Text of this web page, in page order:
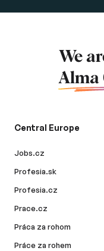
We
Alma
Central Europe
Jobs.cz
Profesia.sk
Profesia.cz
Prace.cz
Práca za rohom
Práce za rohem